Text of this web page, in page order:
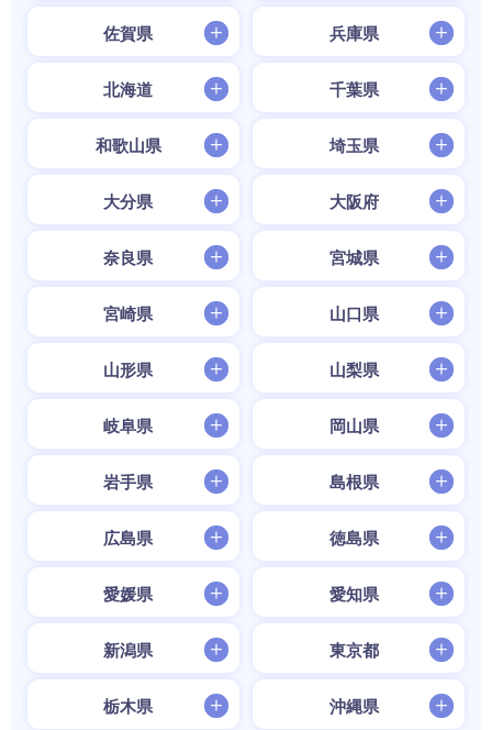
佐賀県 兵庫県
北海道 千葉県
和歌山県 埼玉県
大分県 大阪府
奈良県 宮城県
宮崎県 山口県
山形県 山梨県
岐阜県 岡山県
岩手県 島根県
広島県 徳島県
愛媛県 愛知県
新潟県 東京都
栃木県 沖縄県